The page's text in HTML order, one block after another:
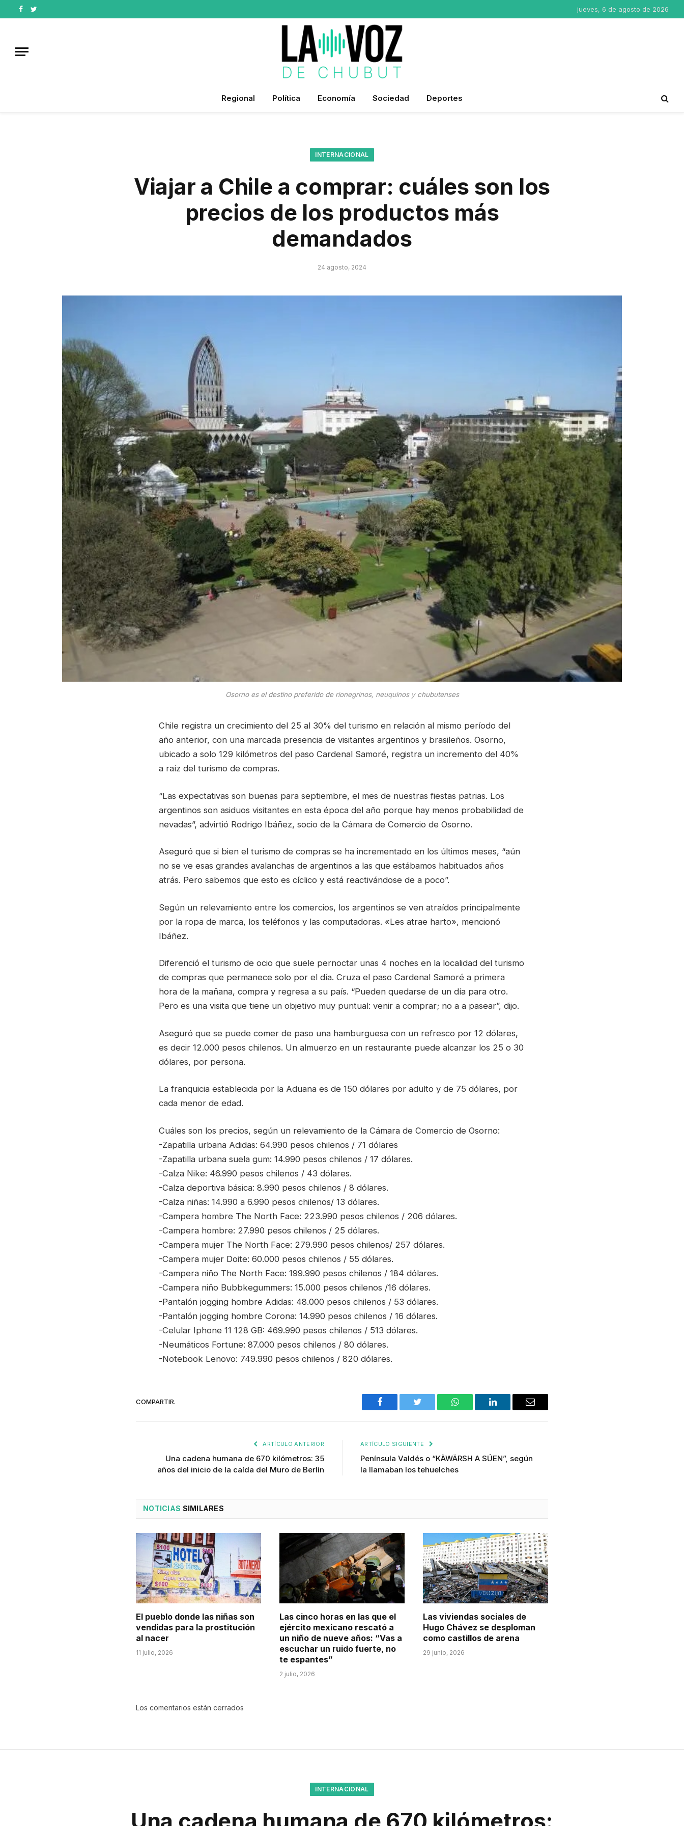
Facebook
Twitter
jueves, 6 de agosto de 2026
Regional Política Economía Sociedad Deportes
INTERNACIONAL
Viajar a Chile a comprar: cuáles son los
precios de los productos más
demandados
24 agosto, 2024
Osorno es el destino preferido de rionegrinos, neuquinos y chubutenses
Chile registra un crecimiento del 25 al 30% del turismo en relación al mismo período del
año anterior, con una marcada presencia de visitantes argentinos y brasileños. Osorno,
ubicado a solo 129 kilómetros del paso Cardenal Samoré, registra un incremento del 40%
a raíz del turismo de compras.
“Las expectativas son buenas para septiembre, el mes de nuestras fiestas patrias. Los
argentinos son asiduos visitantes en esta época del año porque hay menos probabilidad de
nevadas”, advirtió Rodrigo Ibáñez, socio de la Cámara de Comercio de Osorno.
Aseguró que si bien el turismo de compras se ha incrementado en los últimos meses, “aún
no se ve esas grandes avalanchas de argentinos a las que estábamos habituados años
atrás. Pero sabemos que esto es cíclico y está reactivándose de a poco”.
Según un relevamiento entre los comercios, los argentinos se ven atraídos principalmente
por la ropa de marca, los teléfonos y las computadoras. «Les atrae harto», mencionó
Ibáñez.
Diferenció el turismo de ocio que suele pernoctar unas 4 noches en la localidad del turismo
de compras que permanece solo por el día. Cruza el paso Cardenal Samoré a primera
hora de la mañana, compra y regresa a su país. “Pueden quedarse de un día para otro.
Pero es una visita que tiene un objetivo muy puntual: venir a comprar; no a a pasear”, dijo.
Aseguró que se puede comer de paso una hamburguesa con un refresco por 12 dólares,
es decir 12.000 pesos chilenos. Un almuerzo en un restaurante puede alcanzar los 25 o 30
dólares, por persona.
La franquicia establecida por la Aduana es de 150 dólares por adulto y de 75 dólares, por
cada menor de edad.
Cuáles son los precios, según un relevamiento de la Cámara de Comercio de Osorno:
-Zapatilla urbana Adidas: 64.990 pesos chilenos / 71 dólares
-Zapatilla urbana suela gum: 14.990 pesos chilenos / 17 dólares.
-Calza Nike: 46.990 pesos chilenos / 43 dólares.
-Calza deportiva básica: 8.990 pesos chilenos / 8 dólares.
-Calza niñas: 14.990 a 6.990 pesos chilenos/ 13 dólares.
-Campera hombre The North Face: 223.990 pesos chilenos / 206 dólares.
-Campera hombre: 27.990 pesos chilenos / 25 dólares.
-Campera mujer The North Face: 279.990 pesos chilenos/ 257 dólares.
-Campera mujer Doite: 60.000 pesos chilenos / 55 dólares.
-Campera niño The North Face: 199.990 pesos chilenos / 184 dólares.
-Campera niño Bubbkegummers: 15.000 pesos chilenos /16 dólares.
-Pantalón jogging hombre Adidas: 48.000 pesos chilenos / 53 dólares.
-Pantalón jogging hombre Corona: 14.990 pesos chilenos / 16 dólares.
-Celular Iphone 11 128 GB: 469.990 pesos chilenos / 513 dólares.
-Neumáticos Fortune: 87.000 pesos chilenos / 80 dólares.
-Notebook Lenovo: 749.990 pesos chilenos / 820 dólares.
COMPARTIR.
Facebook Twitter WhatsAppLinkedIn Email
ARTÍCULO ANTERIOR
Una cadena humana de 670 kilómetros: 35
años del inicio de la caída del Muro de Berlín
ARTÍCULO SIGUIENTE
Península Valdés o “KÄWÄRSH A SÚEN”, según
la llamaban los tehuelches
NOTICIAS SIMILARES
El pueblo donde las niñas son
vendidas para la prostitución
al nacer
11 julio, 2026
Las cinco horas en las que el
ejército mexicano rescató a
un niño de nueve años: “Vas a
escuchar un ruido fuerte, no
te espantes”
2 julio, 2026
Las viviendas sociales de
Hugo Chávez se desploman
como castillos de arena
29 junio, 2026
Los comentarios están cerrados
INTERNACIONAL